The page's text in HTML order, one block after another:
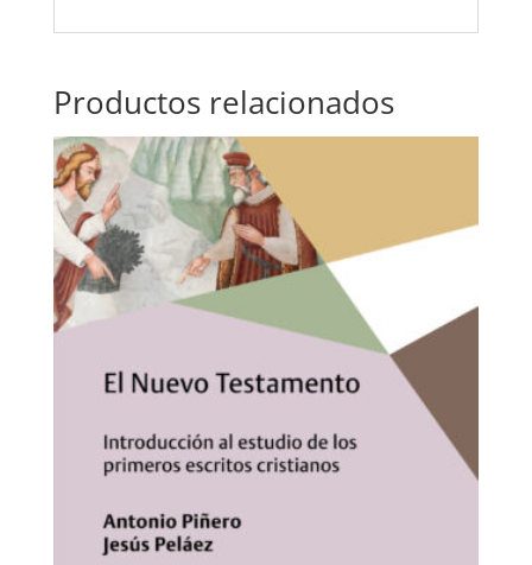
Productos relacionados